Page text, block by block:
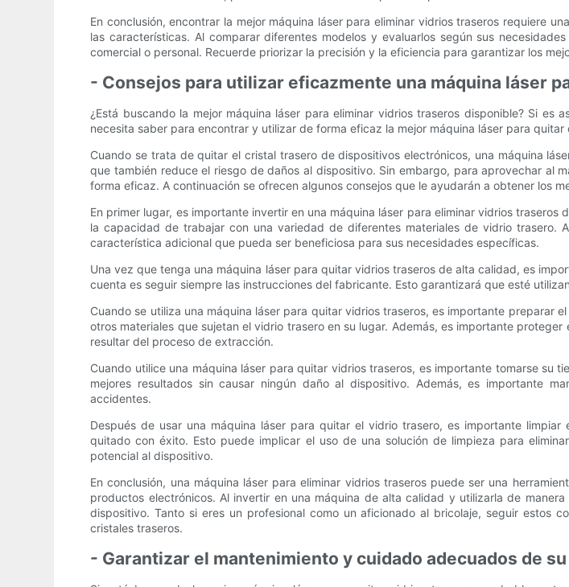
En conclusión, encontrar la mejor máquina láser para eliminar vidrios traseros requiere
las características. Al comparar diferentes modelos y evaluarlos según sus
comercial o personal. Recuerde priorizar la precisión y la eficiencia para garantizar los
- Consejos para utilizar eficazmente una máquina láser
¿Está buscando la mejor máquina láser para eliminar vidrios traseros disponible? Si
necesita saber para encontrar y utilizar de forma eficaz la mejor máquina láser para quitar
Cuando se trata de quitar el cristal trasero de dispositivos electrónicos, una máquina
que también reduce el riesgo de daños al dispositivo. Sin embargo, para aprovechar al
forma eficaz. A continuación se ofrecen algunos consejos que le ayudarán a obtener los
En primer lugar, es importante invertir en una máquina láser para eliminar vidrios
la capacidad de trabajar con una variedad de diferentes materiales de vidrio trasero.
característica adicional que pueda ser beneficiosa para sus necesidades específicas.
Una vez que tenga una máquina láser para quitar vidrios traseros de alta calidad, es
cuenta es seguir siempre las instrucciones del fabricante. Esto garantizará que esté
Cuando se utiliza una máquina láser para quitar vidrios traseros, es importante preparar
otros materiales que sujetan el vidrio trasero en su lugar. Además, es importante
resultar del proceso de extracción.
Cuando utilice una máquina láser para quitar vidrios traseros, es importante tomarse
mejores resultados sin causar ningún daño al dispositivo. Además, es importante
accidentes.
Después de usar una máquina láser para quitar el vidrio trasero, es importante
quitado con éxito. Esto puede implicar el uso de una solución de limpieza para
potencial al dispositivo.
En conclusión, una máquina láser para eliminar vidrios traseros puede ser una
productos electrónicos. Al invertir en una máquina de alta calidad y utilizarla de
dispositivo. Tanto si eres un profesional como un aficionado al bricolaje, seguir estos
cristales traseros.
- Garantizar el mantenimiento y cuidado adecuados de